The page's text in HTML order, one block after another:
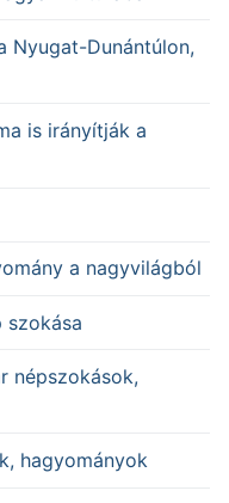
Nyugat-Dunántúlon,
is irányítják a
a nagyvilágból
szokása
népszokások,
hagyományok